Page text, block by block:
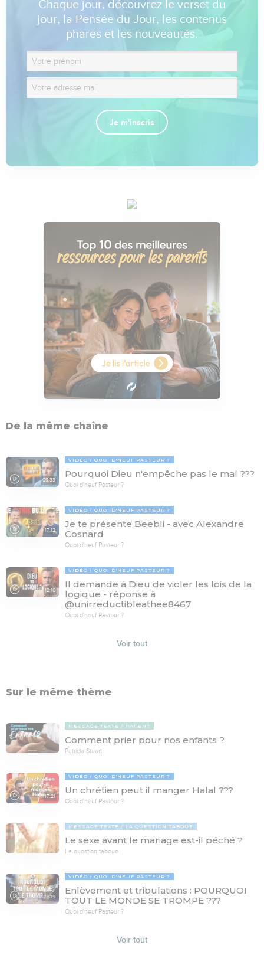
Chaque jour, découvrez le verset du
jour, la Pensée du Jour, les contenus
phares et les nouveautés.
Je m'inscris
De la même chaîne
09:33
VIDÉO QUOI D'NEUF PASTEUR ?
Pourquoi Dieu n'empêche pas le mal ???
Quoi d'neuf Pasteur ?
17:12
VIDÉO QUOI D'NEUF PASTEUR ?
Je te présente Beebli - avec Alexandre
Cosnard
Quoi d'neuf Pasteur ?
12:16
VIDÉO QUOI D'NEUF PASTEUR ?
Il demande à Dieu de violer les lois de la
logique - réponse à
@unirreductibleathee8467
Quoi d'neuf Pasteur ?
Voir tout
Sur le même thème
MESSAGE TEXTE PARENT
Comment prier pour nos enfants ?
Patricia Stuart
17:21
VIDÉO QUOI D'NEUF PASTEUR ?
Un chrétien peut il manger Halal ???
Quoi d'neuf Pasteur ?
MESSAGE TEXTE LA QUESTION TABOUE
Le sexe avant le mariage est-il péché ?
La question taboue
78:19
VIDÉO QUOI D'NEUF PASTEUR ?
Enlèvement et tribulations : POURQUOI
TOUT LE MONDE SE TROMPE ???
Quoi d'neuf Pasteur ?
Voir tout